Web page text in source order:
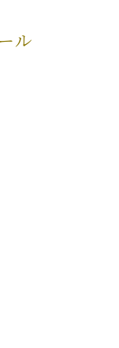
ル